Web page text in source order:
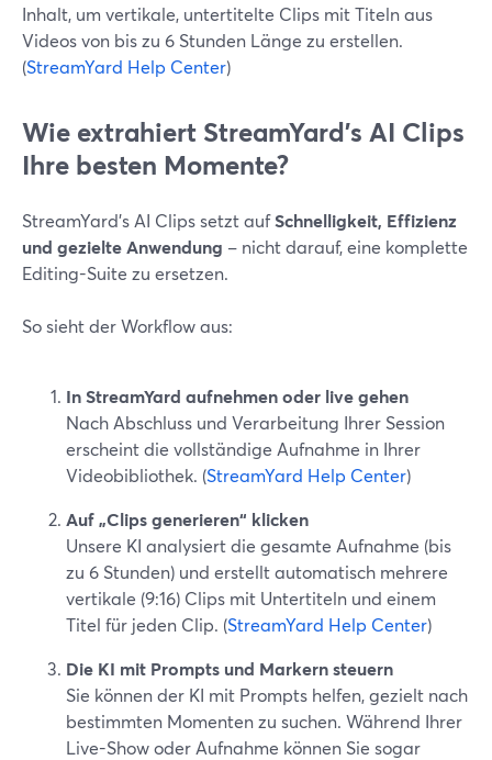
Inhalt, um vertikale, untertitelte Clips mit Titeln aus
Videos von bis zu 6 Stunden Länge zu erstellen.
(StreamYard Help Center)
Wie extrahiert StreamYard’s AI Clips
Ihre besten Momente?
StreamYard’s AI Clips setzt aufSchnelligkeit, Effizienz
und gezielte Anwendung – nicht darauf, eine komplette
Editing-Suite zu ersetzen.
So sieht der Workflow aus:
In StreamYard aufnehmen oder live gehen
Nach Abschluss und Verarbeitung Ihrer Session
erscheint die vollständige Aufnahme in Ihrer
Videobibliothek. (StreamYard Help Center)
Auf „Clips generieren“ klicken
Unsere KI analysiert die gesamte Aufnahme (bis
zu 6 Stunden) und erstellt automatisch mehrere
vertikale (9:16) Clips mit Untertiteln und einem
Titel für jeden Clip. (StreamYard Help Center)
Die KI mit Prompts und Markern steuern
Sie können der KI mit Prompts helfen, gezielt nach
bestimmten Momenten zu suchen. Während Ihrer
Live-Show oder Aufnahme können Sie sogar